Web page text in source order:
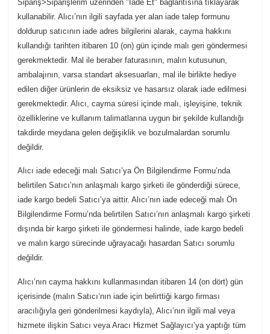
Sipariş>Siparişlerim üzerinden "İade Et" bağlantısına tıklayarak
kullanabilir. Alıcı’nın ilgili sayfada yer alan iade talep formunu
doldurup satıcının iade adres bilgilerini alarak, cayma hakkını
kullandığı tarihten itibaren 10 (on) gün içinde malı geri göndermesi
gerekmektedir. Mal ile beraber faturasının, malın kutusunun,
ambalajının, varsa standart aksesuarları, mal ile birlikte hediye
edilen diğer ürünlerin de eksiksiz ve hasarsız olarak iade edilmesi
gerekmektedir. Alıcı, cayma süresi içinde malı, işleyişine, teknik
özelliklerine ve kullanım talimatlarına uygun bir şekilde kullandığı
takdirde meydana gelen değişiklik ve bozulmalardan sorumlu
değildir.
Alıcı iade edeceği malı Satıcı’ya Ön Bilgilendirme Formu’nda
belirtilen Satıcı’nın anlaşmalı kargo şirketi ile gönderdiği sürece,
iade kargo bedeli Satıcı’ya aittir. Alıcı’nın iade edeceği malı Ön
Bilgilendirme Formu’nda belirtilen Satıcı’nın anlaşmalı kargo şirketi
dışında bir kargo şirketi ile göndermesi halinde, iade kargo bedeli
ve malın kargo sürecinde uğrayacağı hasardan Satıcı sorumlu
değildir.
Alıcı’nın cayma hakkını kullanmasından itibaren 14 (on dört) gün
içerisinde (malın Satıcı’nın iade için belirttiği kargo firması
aracılığıyla geri gönderilmesi kaydıyla), Alıcı’nın ilgili mal veya
hizmete ilişkin Satıcı veya Aracı Hizmet Sağlayıcı’ya yaptığı tüm